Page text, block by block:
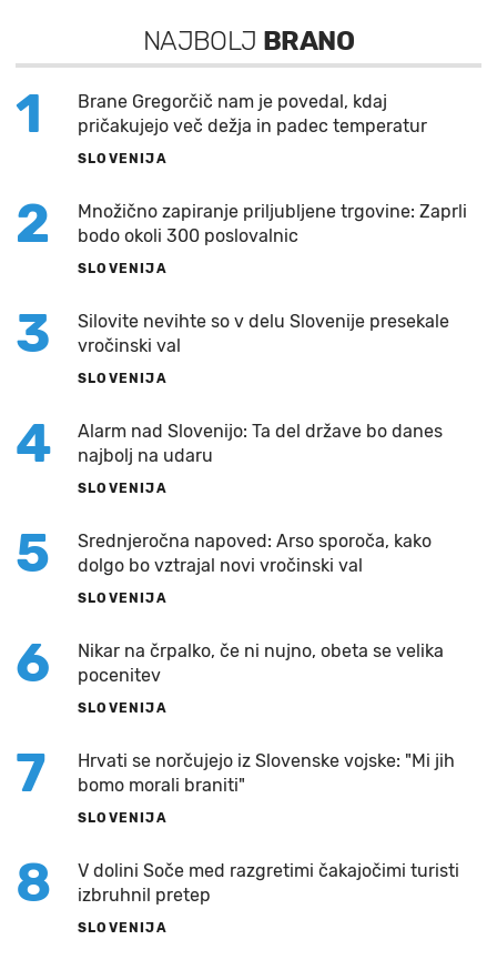
NAJBOLJ BRANO
1
Brane Gregorčič nam je povedal, kdaj
pričakujejo več dežja in padec temperatur
SLOVENIJA
2
Množično zapiranje priljubljene trgovine: Zaprli
bodo okoli 300 poslovalnic
SLOVENIJA
3
Silovite nevihte so v delu Slovenije presekale
vročinski val
SLOVENIJA
4
Alarm nad Slovenijo: Ta del države bo danes
najbolj na udaru
SLOVENIJA
5
Srednjeročna napoved: Arso sporoča, kako
dolgo bo vztrajal novi vročinski val
SLOVENIJA
6
Nikar na črpalko, če ni nujno, obeta se velika
pocenitev
SLOVENIJA
7
Hrvati se norčujejo iz Slovenske vojske: "Mi jih
bomo morali braniti"
SLOVENIJA
8
V dolini Soče med razgretimi čakajočimi turisti
izbruhnil pretep
SLOVENIJA